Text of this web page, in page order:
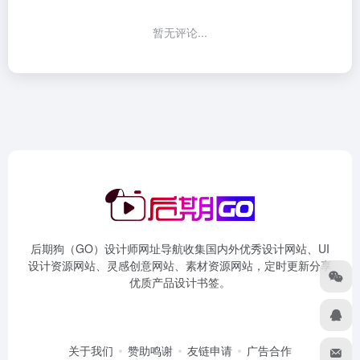
暂无评论...
后期狗（GO）设计师网址导航收集国内外优秀设计网站、UI
设计资源网站、灵感创意网站、素材资源网站，定时更新分享
优质产品设计书签。
关于我们 赞助鸣谢 友链申请 广告合作